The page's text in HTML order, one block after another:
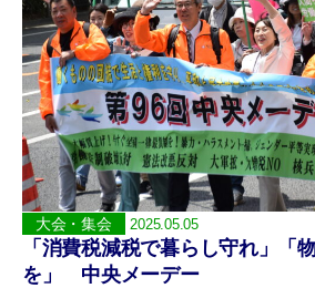
大会・集会 2025.05.05
「消費税減税で暮らし守れ」「
を」 中央メーデー